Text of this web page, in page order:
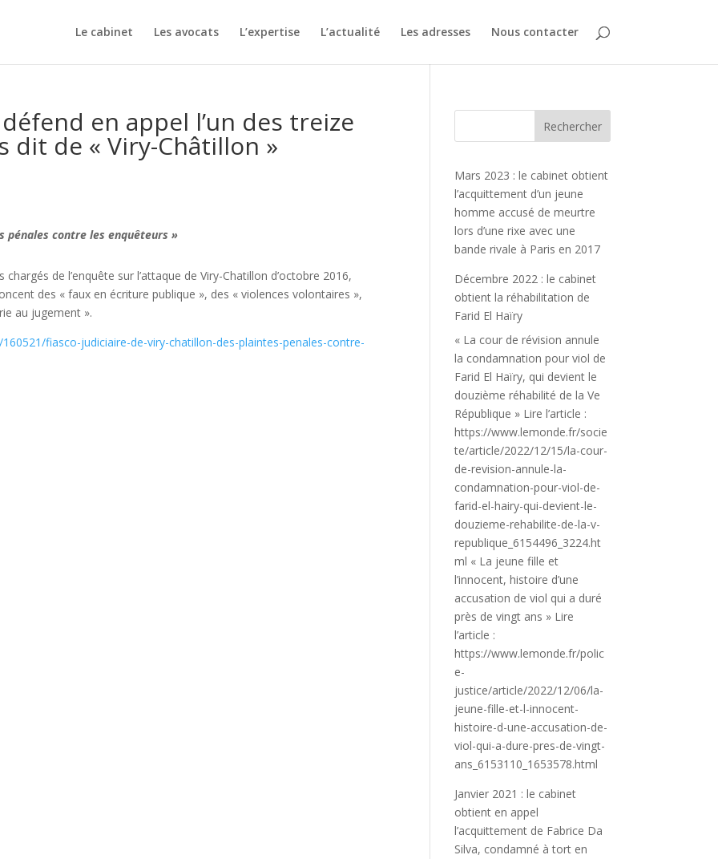
Le cabinet Les avocats L’expertise L’actualité Les adresses Nous contacter
en appel l’un des treize
dit de « Viry-Châtillon »
pénales contre les enquêteurs »
de l’enquête sur l’attaque de Viry-Chatillon d’octobre 2016,
des « faux en écriture publique », des « violences volontaires »,
au jugement ».
fiasco-judiciaire-de-viry-chatillon-des-plaintes-penales-contre-
Mars 2023 : le cabinet obtient
l’acquittement d’un jeune
homme accusé de meurtre
lors d’une rixe avec une
bande rivale à Paris en 2017
Décembre 2022 : le cabinet
obtient la réhabilitation de
Farid El Haïry
« La cour de révision annule
la condamnation pour viol de
Farid El Haïry, qui devient le
douzième réhabilité de la Ve
République » Lire l’article :
https://www.lemonde.fr/socie
te/article/2022/12/15/la-cour-
de-revision-annule-la-
condamnation-pour-viol-de-
farid-el-hairy-qui-devient-le-
douzieme-rehabilite-de-la-v-
republique_6154496_3224.ht
ml « La jeune fille et
l’innocent, histoire d’une
accusation de viol qui a duré
près de vingt ans » Lire
l’article :
https://www.lemonde.fr/polic
e-
justice/article/2022/12/06/la-
jeune-fille-et-l-innocent-
histoire-d-une-accusation-de-
viol-qui-a-dure-pres-de-vingt-
ans_6153110_1653578.html
Janvier 2021 : le cabinet
obtient en appel
l’acquittement de Fabrice Da
Silva, condamné à tort en